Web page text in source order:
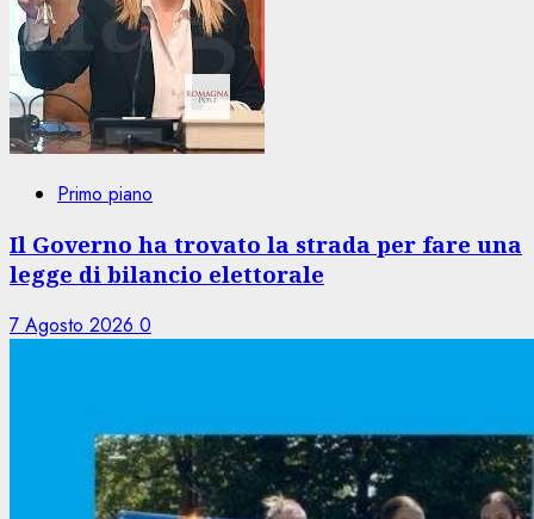
Primo piano
Il Governo ha trovato la strada per fare una
legge di bilancio elettorale
7 Agosto 2026 0